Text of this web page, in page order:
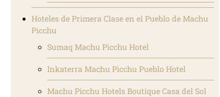
Hoteles de Primera Clase en el Pueblo de Machu
Picchu
Sumaq Machu Picchu Hotel
Inkaterra Machu Picchu Pueblo Hotel
Machu Picchu Hotels Boutique Casa del Sol